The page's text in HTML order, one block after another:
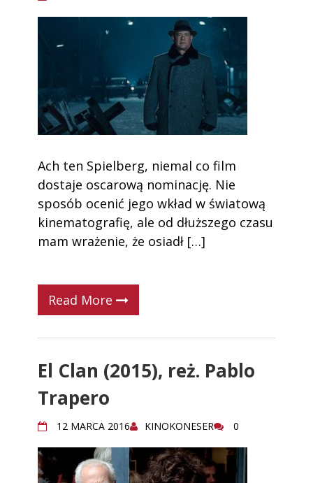
Ach ten Spielberg, niemal co film
dostaje oscarową nominację. Nie
sposób ocenić jego wkład w światową
kinematografię, ale od dłuższego czasu
mam wrażenie, że osiadł […]
Read More
El Clan (2015), reż. Pablo
Trapero
12 MARCA 2016 KINOKONESER 0